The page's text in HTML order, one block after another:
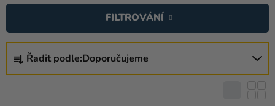
doplňky
Kostýmy
A
Z
Řadit podle:Doporučujeme
FILTROVÁNÍ
Ý
P
I
S
P